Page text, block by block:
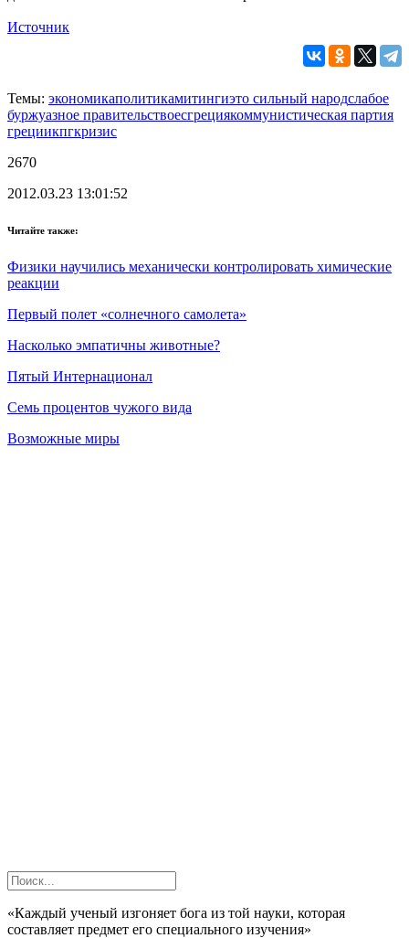
Источник
Темы: экономикаполитикамитингиэто сильный народслабое
буржуазное правительствоесгрециякоммунистическая партия
грециикпгкризис
2670
2012.03.23 13:01:52
Читайте также:
Физики научились механически контролировать химические
реакции
Первый полет «солнечного самолета»
Насколько эмпатичны животные?
Пятый Интернационал
Семь процентов чужого вида
Возможные миры
«Каждый ученый изгоняет бога из той науки, которая
составляет предмет его специального изучения»